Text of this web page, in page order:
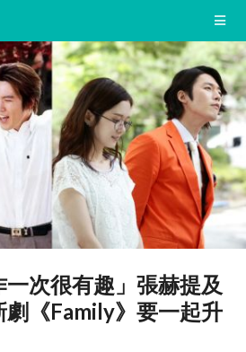
一次很有趣」張赫提及
《Family》要一起升